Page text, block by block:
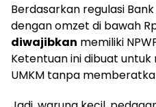
Berdasarkan regulasi
dengan omzet di bawah
diwajibkan memiliki
Ketentuan ini dibuat
UMKM tanpa